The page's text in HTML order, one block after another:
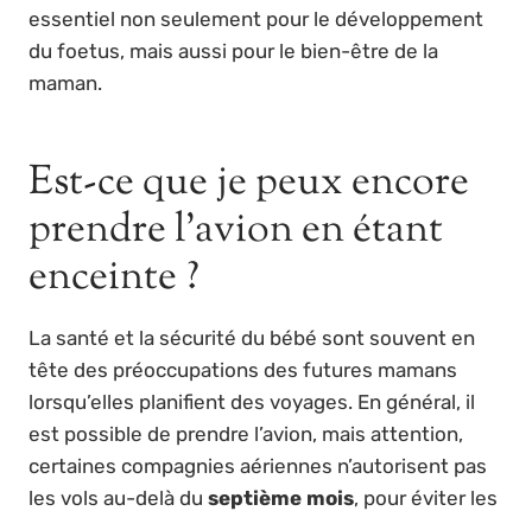
essentiel non seulement pour le développement
du foetus, mais aussi pour le bien-être de la
maman.
Est-ce que je peux encore
prendre l’avion en étant
enceinte ?
La santé et la sécurité du bébé sont souvent en
tête des préoccupations des futures mamans
lorsqu’elles planifient des voyages. En général, il
est possible de prendre l’avion, mais attention,
certaines compagnies aériennes n’autorisent pas
les vols au-delà du septième mois, pour éviter les